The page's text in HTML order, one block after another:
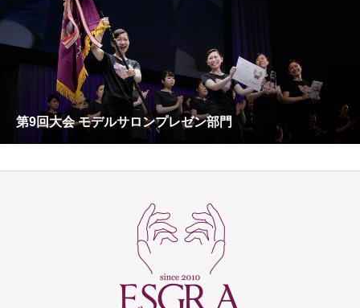
第9回大会 モデルサロンプレゼン部門